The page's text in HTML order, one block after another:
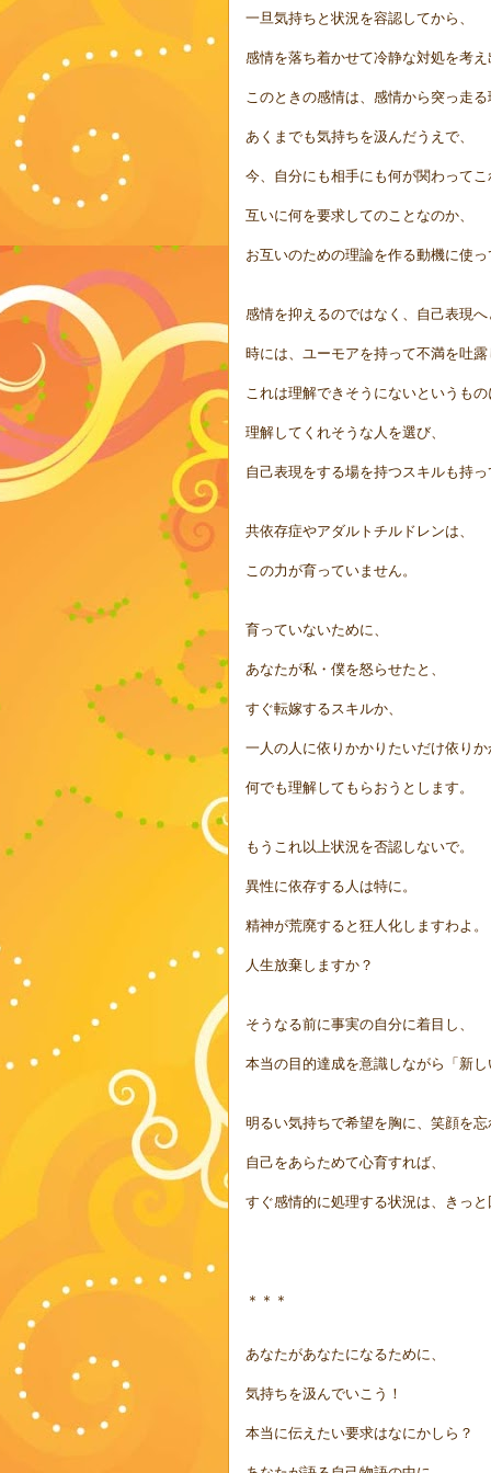
一旦気持ちと状況を容認してから、
感情を落ち着かせて冷静な対処を考
このときの感情は、感情から突っ走
あくまでも気持ちを汲んだうえで、
今、自分にも相手にも何が関わって
互いに何を要求してのことなのか、
お互いのための理論を作る動機に使
感情を抑えるのではなく、自己表現
時には、ユーモアを持って不満を吐
これは理解できそうにないというも
理解してくれそうな人を選び、
自己表現をする場を持つスキルも持
共依存症やアダルトチルドレンは、
この力が育っていません。
育っていないために、
あなたが私・僕を怒らせたと、
すぐ転嫁するスキルか、
一人の人に依りかかりたいだけ依りか
何でも理解してもらおうとします。
もうこれ以上状況を否認しないで。
異性に依存する人は特に。
精神が荒廃すると狂人化しますわよ。
人生放棄しますか？
そうなる前に事実の自分に着目し、
本当の目的達成を意識しながら「新
明るい気持ちで希望を胸に、笑顔を
自己をあらためて心育すれば、
すぐ感情的に処理する状況は、きっ
＊＊＊
あなたがあなたになるために、
気持ちを汲んでいこう！
本当に伝えたい要求はなにかしら？